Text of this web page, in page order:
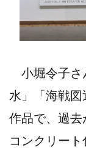
小堀令子さ
水」「海戦
作品で、過
コンクリー